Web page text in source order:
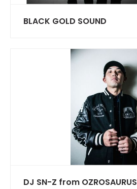
BLACK GOLD SOUND
DJ SN-Z from OZROSAURUS